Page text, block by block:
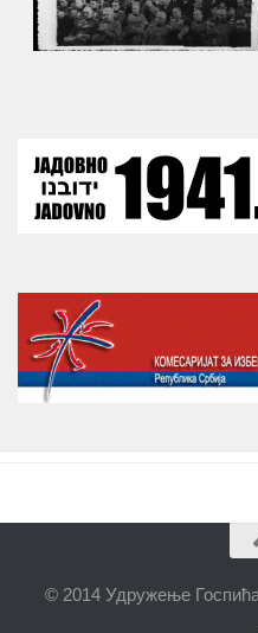
© 2014 Удружење